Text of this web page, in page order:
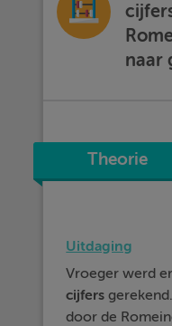
naar
Theorie
Uitdaging
Vroeger werd
cijfers
door de